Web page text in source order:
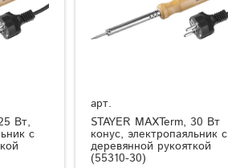
Вт,
с
арт.
STAYER MAXTerm, 30 Вт
конус, электропаяльник с
деревянной рукояткой
(55310-30)